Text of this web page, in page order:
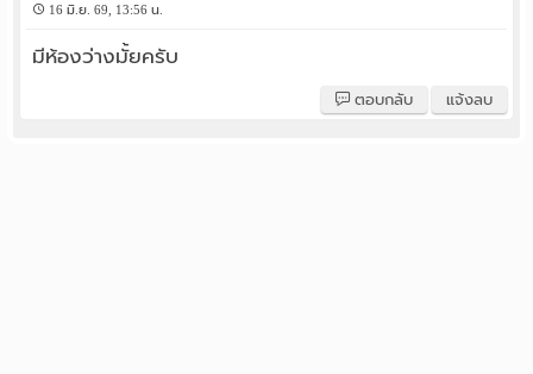
16 มิ.ย. 69, 13:56 น.
มีห้องว่างมั้ยครับ
ตอบกลับ แจ้งลบ